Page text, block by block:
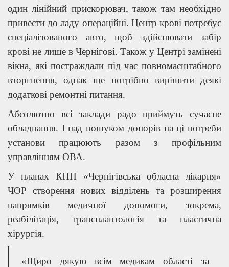
один лінійний прискорювач, також там необхідно
привести до ладу операційні. Центр крові потребує
спеціалізованого авто, щоб здійснювати забір
крові не лише в Чернігові. Також у Центрі замінені
вікна, які постраждали під час повномасштабного
вторгнення, однак ще потрібно вирішити деякі
додаткові ремонтні питання.
Абсолютно всі заклади радо приймуть сучасне
обладнання. І над пошуком донорів на ці потреби
установи працюють разом з профільним
управлінням ОВА.
У планах КНП «Чернігівська обласна лікарня»
ЧОР створення нових відділень та розширення
напрямків медичної допомоги, зокрема,
реабілітація, трансплантологія та пластична
хірургія.
«Щиро дякую всім медикам області за